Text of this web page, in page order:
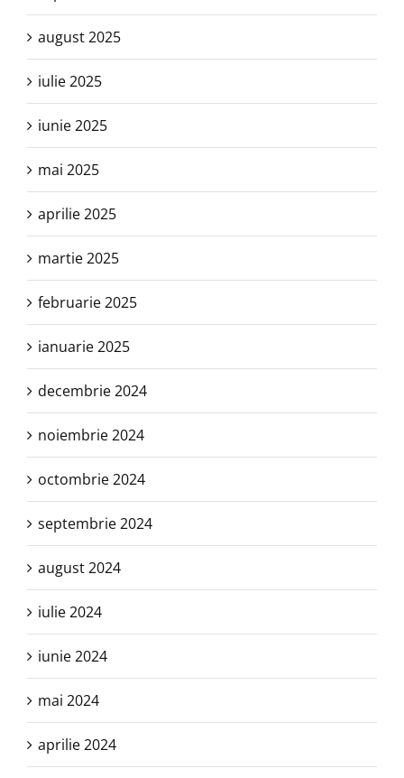
august 2025
iulie 2025
iunie 2025
mai 2025
aprilie 2025
martie 2025
februarie 2025
ianuarie 2025
decembrie 2024
noiembrie 2024
octombrie 2024
septembrie 2024
august 2024
iulie 2024
iunie 2024
mai 2024
aprilie 2024